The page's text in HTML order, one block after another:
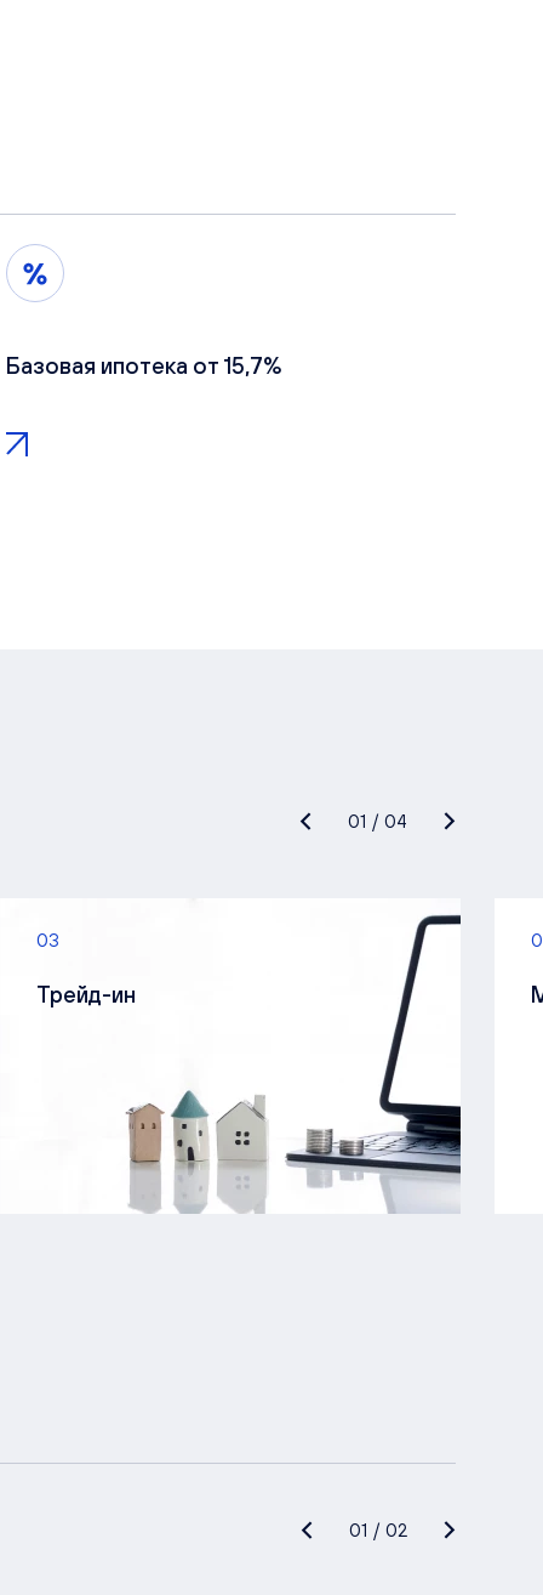
Базовая ипотека от 15,7%
01 / 04
03
Трейд-ин
01 / 02